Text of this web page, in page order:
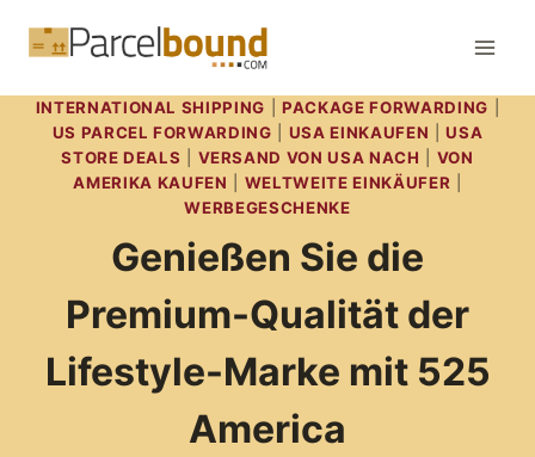
Inhalt
INTERNATIONAL SHIPPING |PACKAGE FORWARDING
US PARCEL FORWARDING
USA EINKAUFEN |USA
STORE DEALS
VERSAND VON USA NACH
VON
AMERIKA KAUFEN
WELTWEITE EINKÄUFER
WERBEGESCHENKE
Genießen Sie die
Premium-Qualität der
Lifestyle-Marke mit 525
America